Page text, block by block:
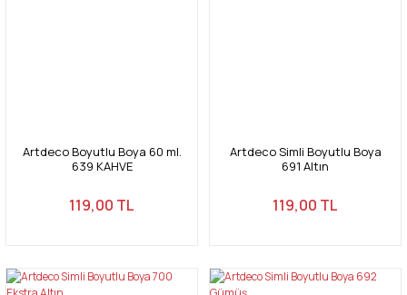
Artdeco Boyutlu Boya 60 ml.
639 KAHVE
119,00 TL
Artdeco Simli Boyutlu Boya
691 Altın
119,00 TL